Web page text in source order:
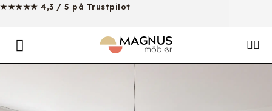
★★★★★ 4,3 / 5 på Trustpilot